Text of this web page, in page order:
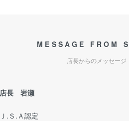
MESSAGE FROM
店長からのメッセージ
店長 岩瀬
Ｊ.Ｓ.Ａ認定